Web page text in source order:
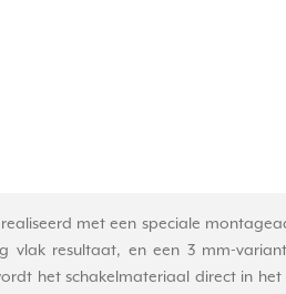
met een speciale
vlak resultaat, en een 3 mm-
het schakelmateriaal direct in